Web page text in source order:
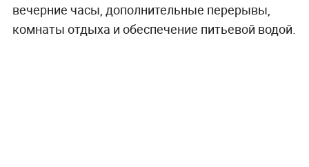
вечерние часы, дополнительные перерывы,
комнаты отдыха и обеспечение питьевой водой.